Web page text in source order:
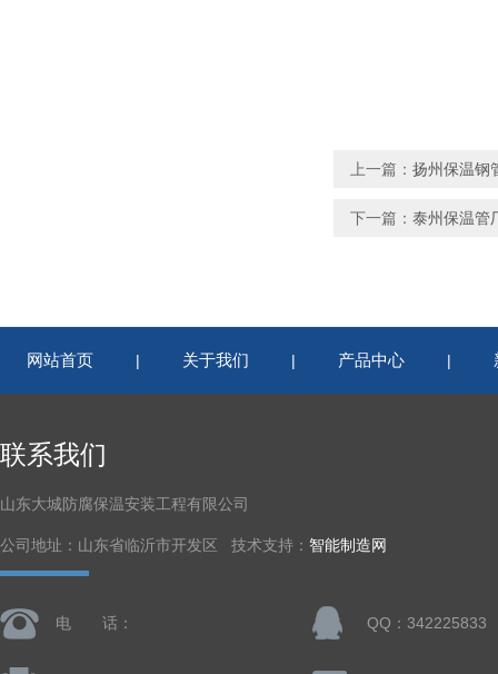
上一篇： 扬州保温钢
下一篇： 泰州保温管
网站首页 | 关于我们 | 产品中心 |
联系我们
山东大城防腐保温安装工程有限公司
公司地址：山东省临沂市开发区 技术支持： 智能制造网
电 话： QQ：342225833